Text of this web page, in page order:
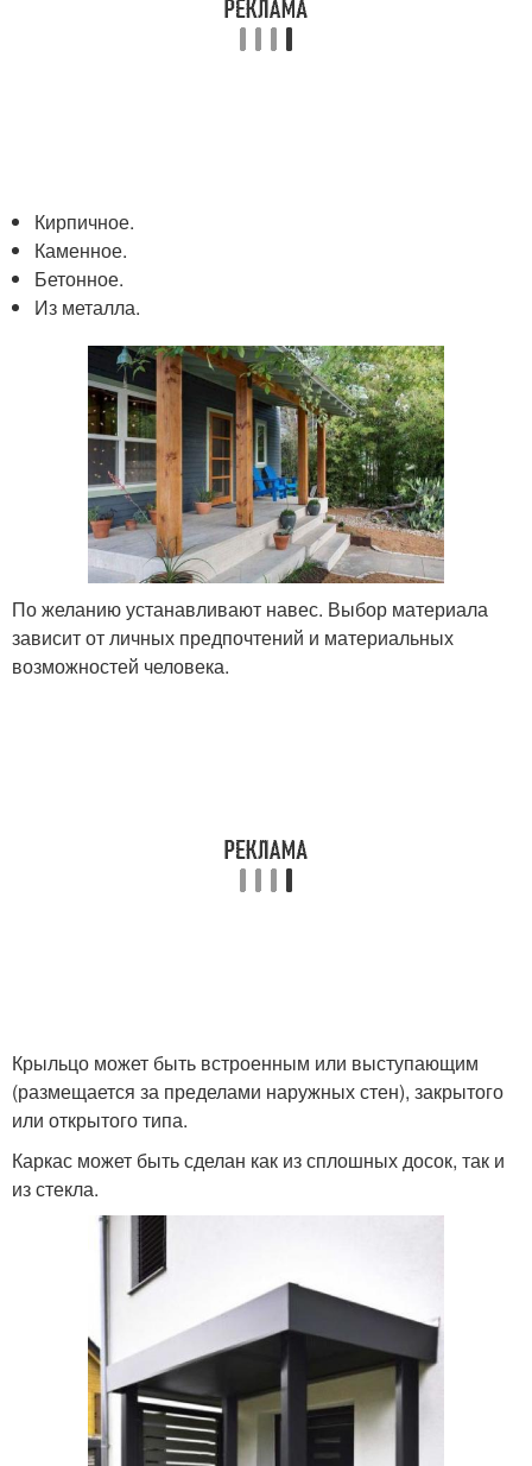
Кирпичное.
Каменное.
Бетонное.
Из металла.
По желанию устанавливают навес. Выбор материала
зависит от личных предпочтений и материальных
возможностей человека.
Крыльцо может быть встроенным или выступающим
(размещается за пределами наружных стен), закрытого
или открытого типа.
Каркас может быть сделан как из сплошных досок, так и
из стекла.